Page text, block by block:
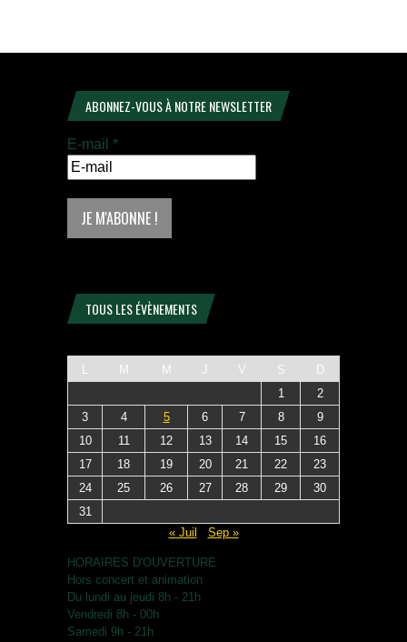
ABONNEZ-VOUS À NOTRE NEWSLETTER
E-mail *
TOUS LES ÉVÈNEMENTS
L M M J V S
D
1
2
3
4 5 6 7 8
9
10
11 12 13 14 15
16
17
18 19 20 21 22
23
24
25 26 27 28 29
30
31
« Juil
Sep »
HORAIRES D'OUVERTURE
Hors concert et animation
Du lundi au jeudi 8h - 21h
Vendredi 8h - 00h
Samedi 9h - 21h